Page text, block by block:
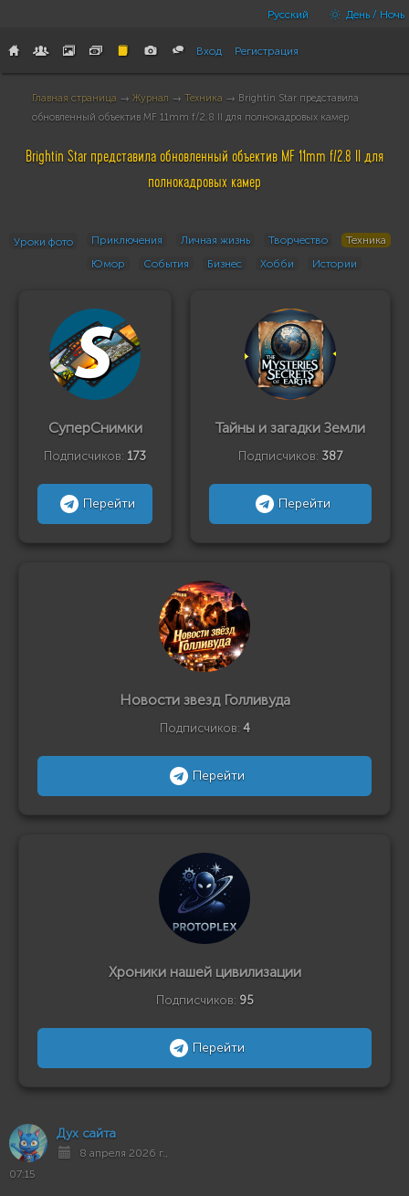
Русский День / Ночь
Вход Регистрация
Главная страница → Журнал → Техника → Brightin Star представила
обновленный объектив MF 11mm f/2.8 II для полнокадровых камер
Brightin Star представила обновленный объектив MF 11mm f/2.8 II для
полнокадровых камер
Уроки фото Приключения Личная жизнь Творчество
Техника
Юмор
События Бизнес Хобби Истории
СуперСнимки
Подписчиков: 173
Перейти
Тайны и загадки Земли
Подписчиков: 387
Перейти
Новости звезд Голливуда
Подписчиков: 4
Перейти
Хроники нашей цивилизации
Подписчиков: 95
Перейти
Дух сайта
8 апреля 2026 г.,
07:15